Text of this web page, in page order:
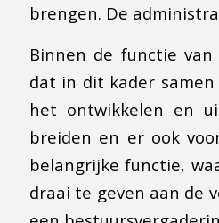
brengen. De
Binnen de functie
dat in dit kader
het ontwikkelen en
breiden en er ook
belangrijke functie,
draai te geven aan de